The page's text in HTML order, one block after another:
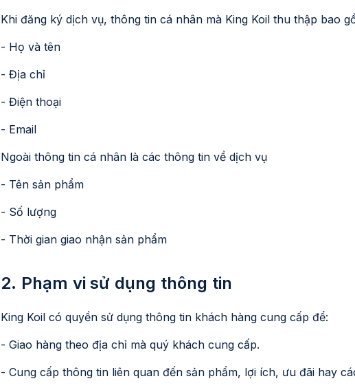
Khi đăng ký dịch vụ, thông tin cá nhân mà King Koil thu thập bao
- Họ và tên
- Địa chỉ
- Điện thoại
- Email
Ngoài thông tin cá nhân là các thông tin về dịch vụ
- Tên sản phẩm
- Số lượng
- Thời gian giao nhận sản phẩm
2. Phạm vi sử dụng thông tin
King Koil có quyền sử dụng thông tin khách hàng cung cấp để:
- Giao hàng theo địa chỉ mà quý khách cung cấp.
- Cung cấp thông tin liên quan đến sản phẩm, lợi ích, ưu đãi hay